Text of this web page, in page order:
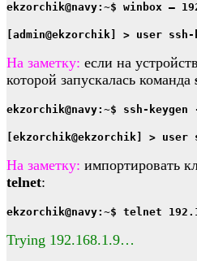
ekzorchik@navy:~$ winbox –
[admin@ekzorchik] > user
На заметку: если на
которой запускалась команда
ekzorchik@navy:~$ ssh-
[ekzorchik@ekzorchik] >
На заметку: импортировать
telnet:
ekzorchik@navy:~$ telnet
Trying 192.168.1.9…